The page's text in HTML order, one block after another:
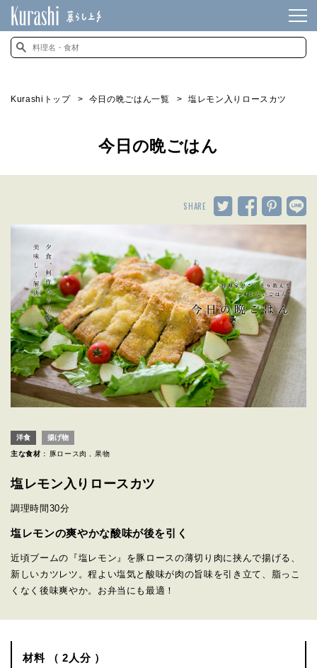
Kurashiトップ 今日の晩ごはん一覧 塩レモン入りロースカツ
今日の晩ごはん
SHARE
洋食 揚げ物
主な食材 : 豚ロース肉 果物
塩レモン入りロースカツ
調理時間 30分
塩レモンの爽やかな酸味が後を引く
近頃ブームの『塩レモン』を豚ロースの薄切り肉に挟んで揚げる、
新しいカツレツ。程よい塩気と酸味が肉の旨味を引き立て、脂っこ
くなく後味爽やか。お弁当にも最適！
材料 （ 2人分 ）